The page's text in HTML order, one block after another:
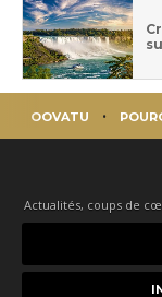
OOVATU
Actualités, coups de
e-